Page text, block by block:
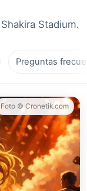
Stadium.
Preguntas
Foto © Cronetik.com